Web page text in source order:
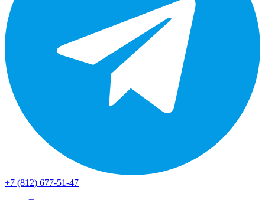
+7 (812) 677-51-47